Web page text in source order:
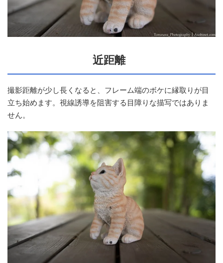
近距離
撮影距離が少し長くなると、フレーム端のボケに縁取りが目
立ち始めます。視線誘導を阻害する目障りな描写ではありま
せん。